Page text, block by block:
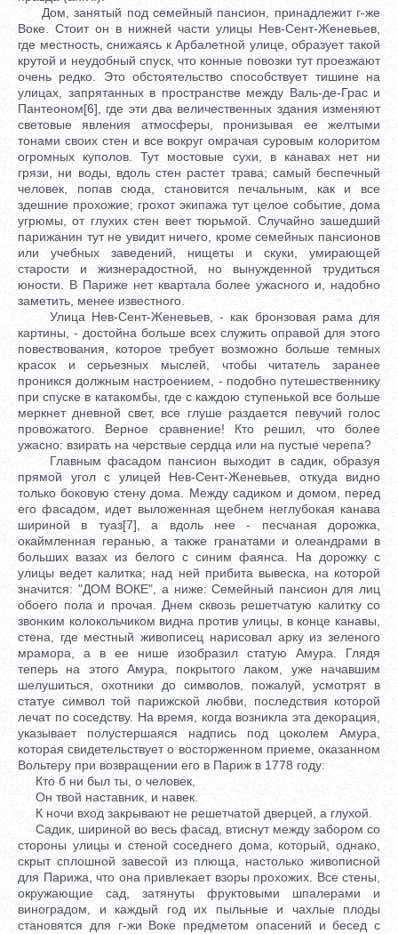
Дом, занятый под семейный пансион, принадлежит г-же
Воке. Стоит он в нижней части улицы Нев-Сент-Женевьев,
где местность, снижаясь к Арбалетной улице, образует такой
крутой и неудобный спуск, что конные повозки тут проезжают
очень редко. Это обстоятельство способствует тишине на
улицах, запрятанных в пространстве между Валь-де-Грас и
Пантеоном[6], где эти два величественных здания изменяют
световые явления атмосферы, пронизывая ее желтыми
тонами своих стен и все вокруг омрачая суровым колоритом
огромных куполов. Тут мостовые сухи, в канавах нет ни
грязи, ни воды, вдоль стен растет трава; самый беспечный
человек, попав сюда, становится печальным, как и все
здешние прохожие; грохот экипажа тут целое событие, дома
угрюмы, от глухих стен веет тюрьмой. Случайно зашедший
парижанин тут не увидит ничего, кроме семейных пансионов
или учебных заведений, нищеты и скуки, умирающей
старости и жизнерадостной, но вынужденной трудиться
юности. В Париже нет квартала более ужасного и, надобно
заметить, менее известного.
Улица Нев-Сент-Женевьев, - как бронзовая рама для
картины, - достойна больше всех служить оправой для этого
повествования, которое требует возможно больше темных
красок и серьезных мыслей, чтобы читатель заранее
проникся должным настроением, - подобно путешественнику
при спуске в катакомбы, где с каждою ступенькой все больше
меркнет дневной свет, все глуше раздается певучий голос
провожатого. Верное сравнение! Кто решил, что более
ужасно: взирать на черствые сердца или на пустые черепа?
Главным фасадом пансион выходит в садик, образуя
прямой угол с улицей Нев-Сент-Женевьев, откуда видно
только боковую стену дома. Между садиком и домом, перед
его фасадом, идет выложенная щебнем неглубокая канава
шириной в туаз[7], а вдоль нее - песчаная дорожка,
окаймленная геранью, а также гранатами и олеандрами в
больших вазах из белого с синим фаянса. На дорожку с
улицы ведет калитка; над ней прибита вывеска, на которой
значится: "ДОМ ВОКЕ", а ниже: Семейный пансион для лиц
обоего пола и прочая. Днем сквозь решетчатую калитку со
звонким колокольчиком видна против улицы, в конце канавы,
стена, где местный живописец нарисовал арку из зеленого
мрамора, а в ее нише изобразил статую Амура. Глядя
теперь на этого Амура, покрытого лаком, уже начавшим
шелушиться, охотники до символов, пожалуй, усмотрят в
статуе символ той парижской любви, последствия которой
лечат по соседству. На время, когда возникла эта декорация,
указывает полустершаяся надпись под цоколем Амура,
которая свидетельствует о восторженном приеме, оказанном
Вольтеру при возвращении его в Париж в 1778 году:
Кто б ни был ты, о человек,
Он твой наставник, и навек.
К ночи вход закрывают не решетчатой дверцей, а глухой.
Садик, шириной во весь фасад, втиснут между забором со
стороны улицы и стеной соседнего дома, который, однако,
скрыт сплошной завесой из плюща, настолько живописной
для Парижа, что она привлекает взоры прохожих. Все стены,
окружающие сад, затянуты фруктовыми шпалерами и
виноградом, и каждый год их пыльные и чахлые плоды
становятся для г-жи Воке предметом опасений и бесед с